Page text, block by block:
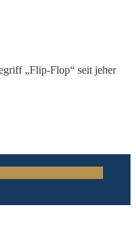
„Flip-Flop“ seit jeher